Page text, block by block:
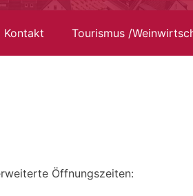
Kontakt Tourismus /
Öffnungszeiten: